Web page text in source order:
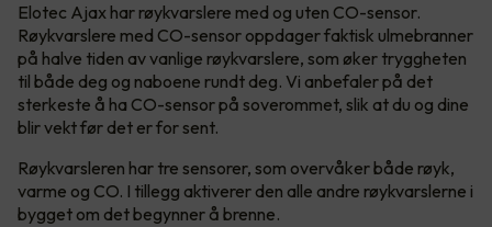
Elotec Ajax har røykvarslere med og uten CO-sensor.
Røykvarslere med CO-sensor oppdager faktisk ulmebranner
på halve tiden av vanlige røykvarslere, som øker tryggheten
til både deg og naboene rundt deg. Vi anbefaler på det
sterkeste å ha CO-sensor på soverommet, slik at du og dine
blir vekt før det er for sent.
Røykvarsleren har tre sensorer, som overvåker både røyk,
varme og CO. I tillegg aktiverer den alle andre røykvarslerne i
bygget om det begynner å brenne.